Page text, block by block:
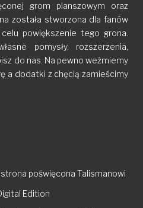
grom planszowym oraz
została stworzona dla fanów
powiększenie tego grona.
pomysły, rozszerzenia,
do nas. Na pewno weźmiemy
a dodatki z chęcią zamieścimy
poświęcona Talismanowi
Edition